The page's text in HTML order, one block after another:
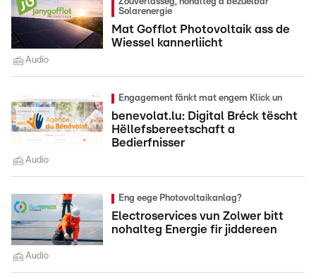
Solarenergie
Mat Gofflot Photovoltaik ass de
Wiessel kannerliicht
Audio
Engagement fänkt mat engem Klick un
benevolat.lu: Digital Bréck tëscht
Hëllefsbereetschaft a
Bedierfnisser
Audio
Eng eege Photovoltaikanlag?
Electroservices vun Zolwer bitt
nohalteg Energie fir jiddereen
Audio